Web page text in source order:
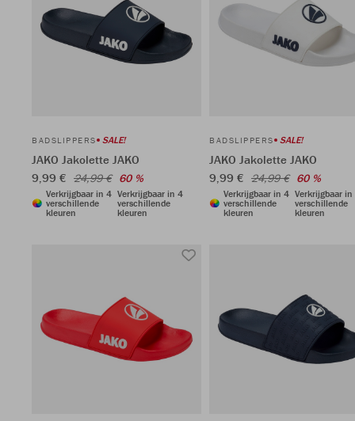
BADSLIPPERS SALE!
JAKO Jakolette JAKO
9,99 € 24,99 € 60 %
Verkrijgbaar in 4
verschillende
kleuren
Verkrijgbaar in 4
verschillende
kleuren
BADSLIPPERS SALE!
JAKO Jakolette JAKO
9,99 € 24,99 € 60 %
Verkrijgbaar in 4
verschillende
kleuren
Verkrijgbaar in
verschillende
kleuren